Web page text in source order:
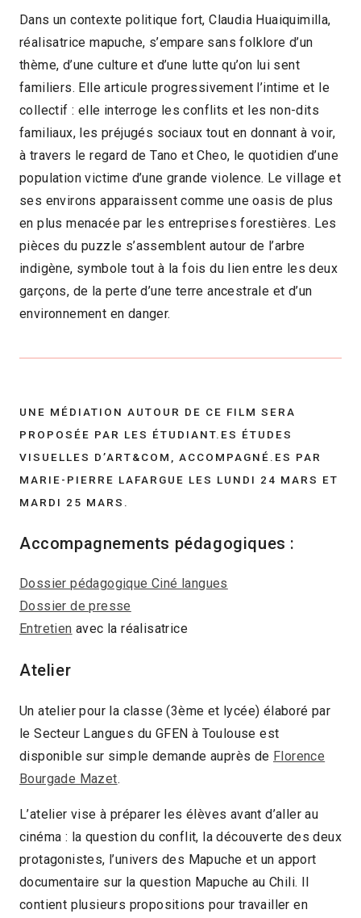
Dans un contexte politique fort, Claudia Huaiquimilla,
réalisatrice mapuche, s’empare sans folklore d’un
thème, d’une culture et d’une lutte qu’on lui sent
familiers. Elle articule progressivement l’intime et le
collectif : elle interroge les conflits et les non-dits
familiaux, les préjugés sociaux tout en donnant à voir,
à travers le regard de Tano et Cheo, le quotidien d’une
population victime d’une grande violence. Le village et
ses environs apparaissent comme une oasis de plus
en plus menacée par les entreprises forestières. Les
pièces du puzzle s’assemblent autour de l’arbre
indigène, symbole tout à la fois du lien entre les deux
garçons, de la perte d’une terre ancestrale et d’un
environnement en danger.
UNE MÉDIATION AUTOUR DE CE FILM SERA
PROPOSÉE PAR LES ÉTUDIANT.ES ÉTUDES
VISUELLES D’ART&COM, ACCOMPAGNÉ.ES PAR
MARIE-PIERRE LAFARGUE LES LUNDI 24 MARS ET
MARDI 25 MARS .
Accompagnements pédagogiques :
Dossier pédagogique Ciné langues
Dossier de presse
Entretien avec la réalisatrice
Atelier
Un atelier pour la classe (3ème et lycée) élaboré par
le Secteur Langues du GFEN à Toulouse est
disponible sur simple demande auprès de Florence
Bourgade Mazet.
L’atelier vise à préparer les élèves avant d’aller au
cinéma : la question du conflit, la découverte des deux
protagonistes, l’univers des Mapuche et un apport
documentaire sur la question Mapuche au Chili. Il
contient plusieurs propositions pour travailler en